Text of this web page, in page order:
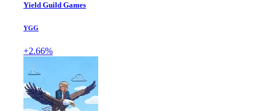
Yield Guild Games
YGG
+2.66%